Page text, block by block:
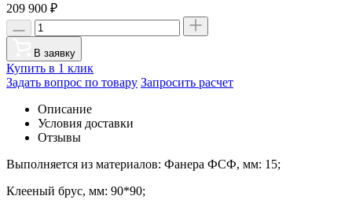
209 900 ₽
В заявку
Купить в 1 клик
Задать вопрос по товару Запросить расчет
Описание
Условия доставки
Отзывы
Выполняется из материалов: Фанера ФСФ, мм: 15;
Клееный брус, мм: 90*90;